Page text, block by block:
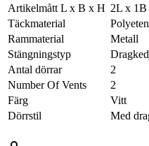
Artikelmått L x B x H 2L x
Täckmaterial
Rammaterial
Metall
Stängningstyp
Antal dörrar
2
Number Of Vents
2
Färg
Vitt
Dörrstil
Med